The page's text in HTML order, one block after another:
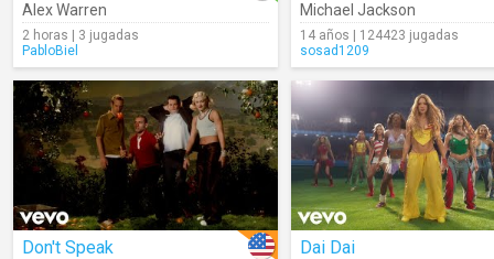
Alex Warren
2 horas | 3 jugadas
PabloBiel
Michael Jackson
14 años | 124423 jugadas
sosad1209
Don't Speak Dai Dai